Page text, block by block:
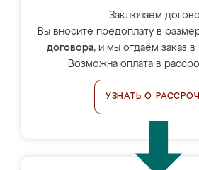
Заключаем
Вы вносите предоплату в
договора, и мы отдаём заказ в
Возможна оплата в
УЗНАТЬ О